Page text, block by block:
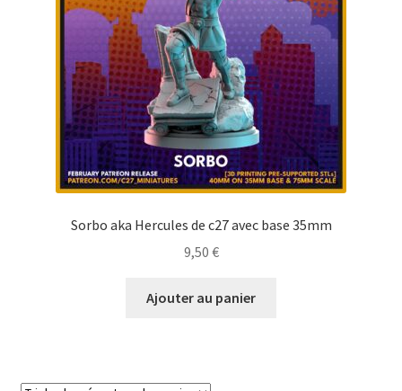
Sorbo aka Hercules de c27 avec base 35mm
9,50 €
Ajouter au panier